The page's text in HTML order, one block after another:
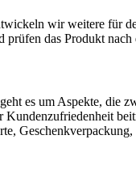
wir weitere für
prüfen das Produkt
es um Aspekte, die
Kundenzufriedenheit
Geschenkverpackung,